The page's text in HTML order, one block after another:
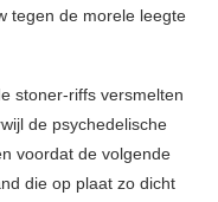
tegen de morele leegte
stoner-riffs versmelten
de psychedelische
voordat de volgende
die op plaat zo dicht